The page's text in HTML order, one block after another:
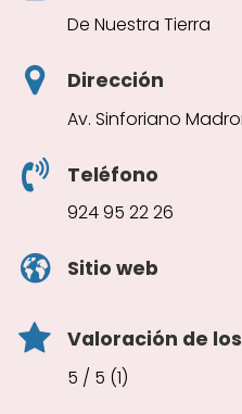
De Nuestra Tierra
Dirección
Av. Sinforiano
Teléfono
924 95 22 26
Sitio web
Valoración de
5 / 5 (1)